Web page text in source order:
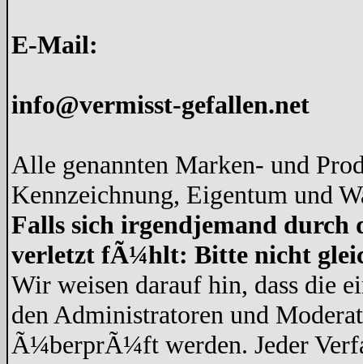
E-Mail:
info@vermisst-gefallen.net
Alle genannten Marken- und
Kennzeichnung, Eigentum und
Falls sich irgendjemand durch
verletzt fÃ¼hlt: Bitte nicht
Wir weisen darauf hin, dass die
den Administratoren und
Ã¼berprÃ¼ft werden. Jeder